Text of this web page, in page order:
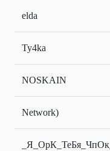
elda
Ty4ka
NOSKAIN
Network)
_Я_ОрК_ТеБя_ЧпОк_